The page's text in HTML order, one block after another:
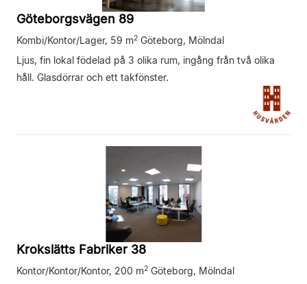
Göteborgsvägen 89
Kombi/Kontor/Lager, 59 m2 Göteborg, Mölndal
Ljus, fin lokal födelad på 3 olika rum, ingång från två olika
håll. Glasdörrar och ett takfönster.
Krokslätts Fabriker 38
Kontor/Kontor/Kontor, 200 m2 Göteborg, Mölndal